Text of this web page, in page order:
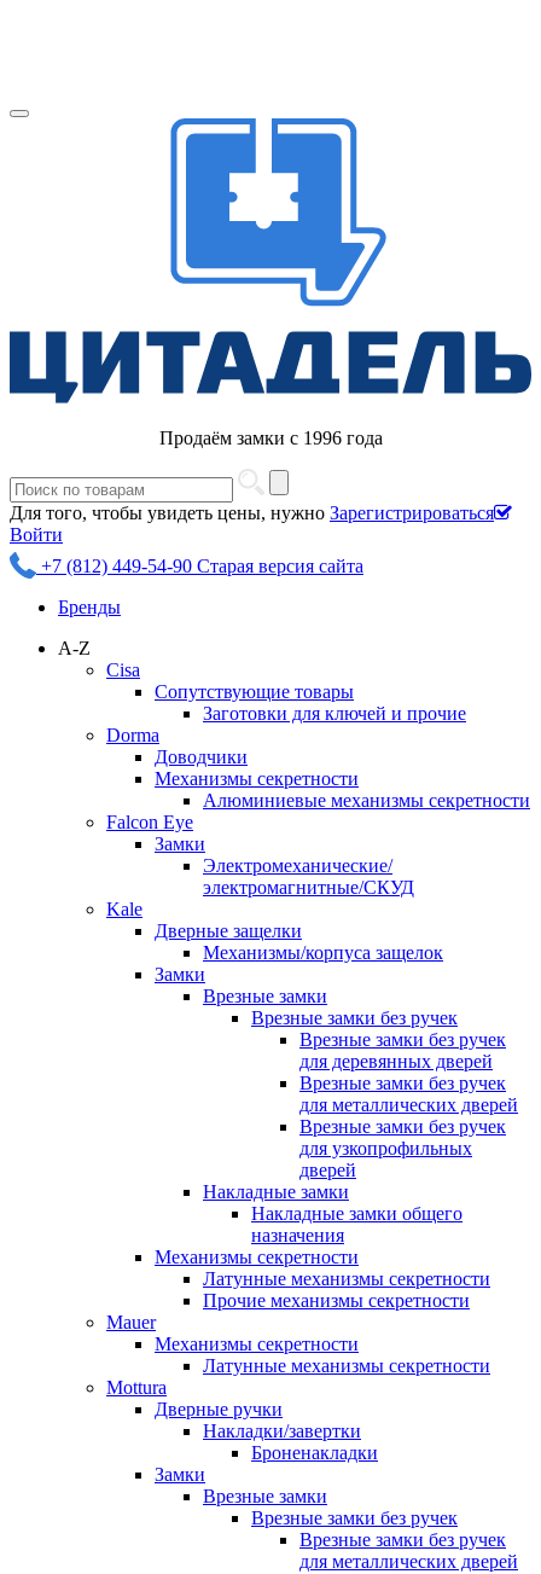
Продаём замки с 1996 года
Для того, чтобы увидеть цены, нужно Зарегистрироваться
Войти
+7 (812) 449-54-90 Старая версия сайта
Бренды
A-Z
Cisa
Сопутствующие товары
Заготовки для ключей и прочие
Dorma
Доводчики
Механизмы секретности
Алюминиевые механизмы секретности
Falcon Eye
Замки
Электромеханические/
электромагнитные/СКУД
Kale
Дверные защелки
Механизмы/корпуса защелок
Замки
Врезные замки
Врезные замки без ручек
Врезные замки без ручек
для деревянных дверей
Врезные замки без ручек
для металлических дверей
Врезные замки без ручек
для узкопрофильных
дверей
Накладные замки
Накладные замки общего
назначения
Механизмы секретности
Латунные механизмы секретности
Прочие механизмы секретности
Mauer
Механизмы секретности
Латунные механизмы секретности
Mottura
Дверные ручки
Накладки/завертки
Броненакладки
Замки
Врезные замки
Врезные замки без ручек
Врезные замки без ручек
для металлических дверей